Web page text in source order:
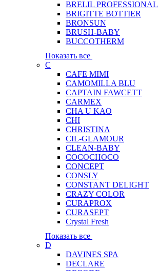
BRELIL PROFESSIONAL
BRIGITTE BOTTIER
BRONSUN
BRUSH-BABY
BUCCOTHERM
Показать все
C
CAFE MIMI
CAMOMILLA BLU
CAPTAIN FAWCETT
CARMEX
CHA U KAO
CHI
CHRISTINA
CIL-GLAMOUR
CLEAN-BABY
COCOCHOCO
CONCEPT
CONSLY
CONSTANT DELIGHT
CRAZY COLOR
CURAPROX
CURASEPT
Crystal Fresh
Показать все
D
DAVINES SPA
DECLARE